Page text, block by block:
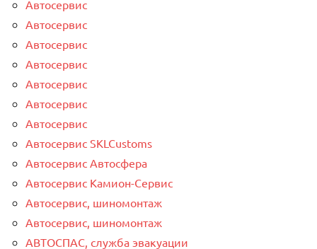
Автосервис
Автосервис
Автосервис
Автосервис
Автосервис
Автосервис
Автосервис
Автосервис SKLCustoms
Автосервис Автосфера
Автосервис Камион-Сервис
Автосервис, шиномонтаж
Автосервис, шиномонтаж
АВТОСПАС, служба эвакуации